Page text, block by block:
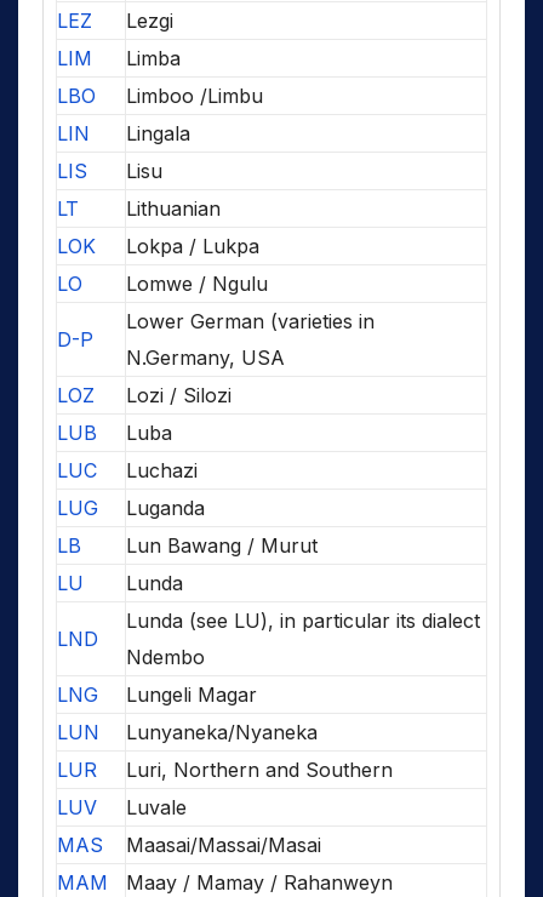
LEZ
Lezgi
LIM
Limba
LBO
Limboo /Limbu
LIN
Lingala
LIS
Lisu
LT
Lithuanian
LOK
Lokpa / Lukpa
LO
Lomwe / Ngulu
D-P
Lower German (varieties in
N.Germany, USA
LOZ
Lozi / Silozi
LUB
Luba
LUC
Luchazi
LUG
Luganda
LB
Lun Bawang / Murut
LU
Lunda
LND
Lunda (see LU), in particular its dialect
Ndembo
LNG
Lungeli Magar
LUN
Lunyaneka/Nyaneka
LUR
Luri, Northern and Southern
LUV
Luvale
MAS
Maasai/Massai/Masai
MAM
Maay / Mamay / Rahanweyn